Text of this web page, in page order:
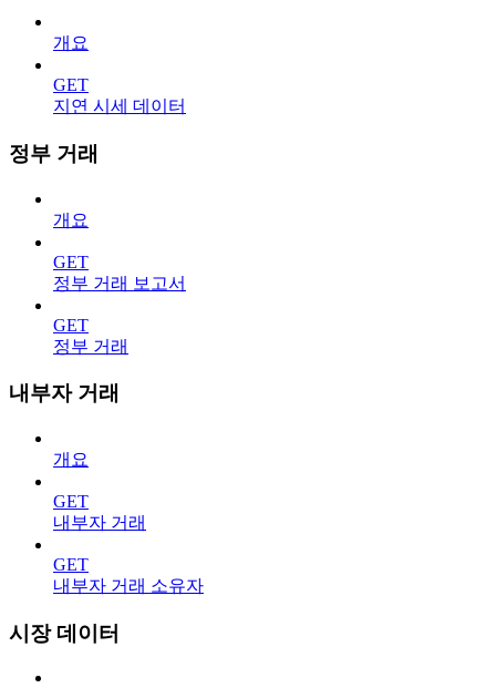
개요
GET
지연 시세 데이터
정부 거래
개요
GET
정부 거래 보고서
GET
정부 거래
내부자 거래
개요
GET
내부자 거래
GET
내부자 거래 소유자
시장 데이터